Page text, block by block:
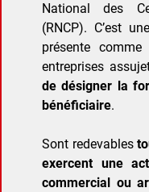
National des
(RNCP). C’est
présente
entreprises
de désigner la
bénéficiaire.
Sont redevables
exercent une
commercial ou